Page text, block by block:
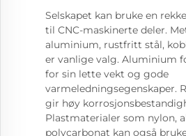
Selskapet kan bruke en
til CNC-maskinerte deler.
aluminium, rustfritt stål,
er vanlige valg. Aluminium
for sin lette vekt og gode
varmeledningsegenskaper.
gir høy
Plastmaterialer som nylon,
polycarbonat kan også